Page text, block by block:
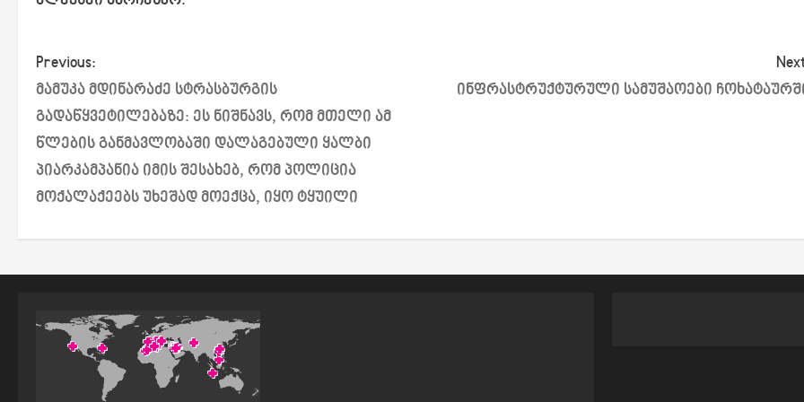
P
o
s
t
i
Previous:
მამუკა მდინარაძე სტრასბურგის
გადაწყვეტილებაზე: ეს ნიშნავს, რომ მთელი ამ
წლების განმავლობაში დალაგებული ყალბი
პიარკამპანია იმის შესახებ, რომ პოლიცია
მოქალაქეებს უხეშად მოექცა, იყო ტყუილი
ინფრასტრუქტურული სამუშაოები